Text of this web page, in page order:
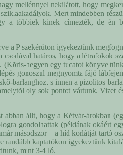
mellénnyel nekilátott, hogy
Mert mindebben
a többiek kinek címezték, de én
a P szekérúton igyekeztünk
határos, hogy a létrafokok
(Kõris-hegyen egy tucatot
gonoszul megnyomta fájó
barlanghoz, s innen a pizolitos
oly sok pontot vártunk. Vizet
állt, hogy a Kétvár-árokban
gondolhattak (példának okáért
másodszor – a híd korlátját tartó
randább kaptatókon igyekeztünk
mint 3-4 ló.